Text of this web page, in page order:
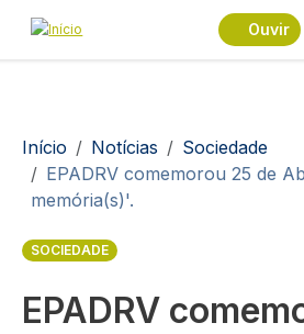
Passar para o conteúdo principal
Ouvir
Navegação
Início Notícias
Sociedade
EPADRV comemorou 25 de
memória(s)'.
SOCIEDADE
EPADRV